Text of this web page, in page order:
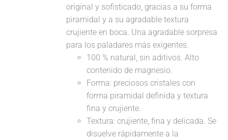
original y sofisticado, gracias a su forma
piramidal y a su agradable textura
crujiente en boca. Una agradable sorpresa
para los paladares más exigentes.
100 % natural, sin aditivos. Alto
contenido de magnesio.
Forma: preciosos cristales con
forma piramidal definida y textura
fina y crujiente.
Textura: crujiente, fina y delicada. Se
disuelve rápidamente a la